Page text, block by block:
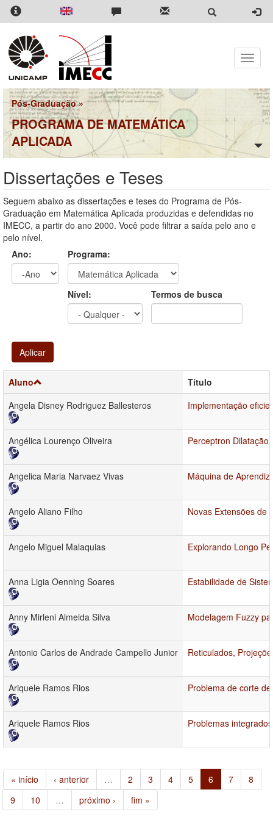
Pular
para
conteúdo
principal
Toggle
Pós-Graduação»
PROGRAMA DE MATEMÁTICA
APLICADA
Dissertações e Teses
Seguem abaixo as dissertações e teses do Programa de Pós-
Graduação em Matemática Aplicada produzidas e defendidas no
IMECC, a partir do ano 2000. Você pode filtrar a saída pelo ano e
pelo nível.
Ano:
Programa:
Nível: Termos de busca
Aplicar
Aluno
Título
Angela Disney Rodriguez Ballesteros
Implementação
Angélica Lourenço Oliveira Perceptron
Angelica Maria Narvaez Vivas Máquina de
Angelo Aliano Filho Novas Extensões de
Angelo Miguel Malaquias Explorando Longo
Anna Ligia Oenning Soares Estabilidade de
Anny Mirleni Almeida Silva Modelagem Fuzzy
Antonio Carlos de Andrade Campello Junior Reticulados,
Ariquele Ramos Rios Problema de corte
Ariquele Ramos Rios Problemas
« início ‹ anterior … 2 3 4 5 6 7
8
9
10 … próximo › fim »